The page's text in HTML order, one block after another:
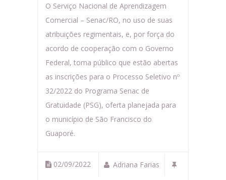
O Serviço Nacional de Aprendizagem
Comercial – Senac/RO, no uso de suas
atribuições regimentais, e, por força do
acordo de cooperação com o Governo
Federal, torna público que estão abertas
as inscrições para o Processo Seletivo nº
32/2022 do Programa Senac de
Gratuidade (PSG), oferta planejada para
o município de São Francisco do
Guaporé.
02/09/2022 Adriana Farias